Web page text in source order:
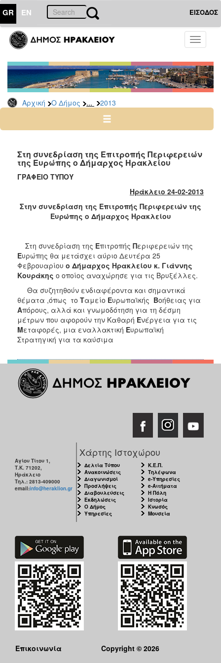
GR EN ΕΙΣΟΔΟΣ
Toggle
Αρχική Ο Δήμος ... 2013
ΔΗΜΟΣ
Δελτία
Τύπου
Αρχείο
2026
2024
2022
2021
2019
2018
2016
2015
2013
2012
2011
2010
2006
ΤΟΠΟΣ
Στη συνεδρίαση της Επιτροπής Περιφερειών
της Ευρώπης ο Δήμαρχος Ηρακλείου
ΓΡΑΦΕΙΟ ΤΥΠΟΥ
Ηράκλειο 24-02-2013
Στην συνεδρίαση της Επιτροπής Περιφερειών της
Ευρώπης ο Δήμαρχος Ηρακλείου
Στη συνεδρίαση της Επιτροπής Περιφερειών της
Ευρώπης θα μετάσχει αύριο Δευτέρα 25
Φεβρουαρίου ο Δήμαρχος Ηρακλείου κ. Γιάννης
Κουράκης ο οποίος αναχώρησε για τις Βρυξέλλες.
Θα συζητηθούν ενδιαφέροντα και σημαντικά
θέματα ,όπως το Ταμείο Ευρωπαϊκής Βοήθειας για
Απόρους, αλλά και γνωμοδότηση για τη δέσμη
μέτρων που αφορούν την Καθαρή Ενέργεια για τις
Μεταφορές, μια εναλλακτική Ευρωπαϊκή
Στρατηγική για τα καύσιμα
Αγίου Τίτου 1,
Τ.Κ. 71202,
Ηράκλειο
Τηλ.: 2813-409000
email:info@heraklion.gr
Χάρτης Ιστοχώρου
Δελτία Τύπου
Ανακοινώσεις
Διαγωνισμοί
Προσλήψεις
Διαβουλεύσεις
Εκδηλώσεις
Ο Δήμος
Υπηρεσίες
Κ.Ε.Π.
Τηλέφωνα
e-Υπηρεσίες
e-Αιτήματα
Η Πόλη
Ιστορία
Κνωσός
Μουσεία
Επικοινωνία
Copyright © 2026